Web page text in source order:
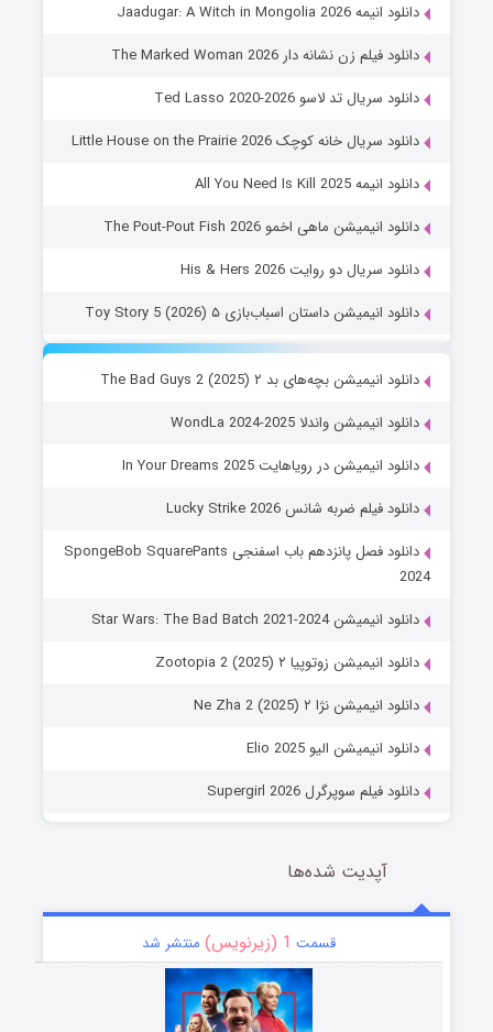
دانلود انیمه Jaadugar: A Witch in Mongolia 2026
دانلود فیلم زن نشانه دار The Marked Woman 2026
دانلود سریال تد لاسو Ted Lasso 2020-2026
دانلود سریال خانه کوچک Little House on the Prairie 2026
دانلود انیمه All You Need Is Kill 2025
دانلود انیمیشن ماهی اخمو The Pout-Pout Fish 2026
دانلود سریال دو روایت His & Hers 2026
دانلود انیمیشن داستان اسباب‌بازی ۵ Toy Story 5 (2026)
دانلود انیمیشن بچه‌های بد ۲ The Bad Guys 2 (2025)
دانلود انیمیشن واندلا WondLa 2024-2025
دانلود انیمیشن در رویاهایت In Your Dreams 2025
دانلود فیلم ضربه شانس Lucky Strike 2026
دانلود فصل پانزدهم باب اسفنجی SpongeBob SquarePants
2024
دانلود انیمیشن Star Wars: The Bad Batch 2021-2024
دانلود انیمیشن زوتوپیا ۲ Zootopia 2 (2025)
دانلود انیمیشن نژا ۲ Ne Zha 2 (2025)
دانلود انیمیشن الیو Elio 2025
دانلود فیلم سوپرگرل Supergirl 2026
آپدیت شده‌ها
قسمت 1 (زیرنویس) منتشر شد